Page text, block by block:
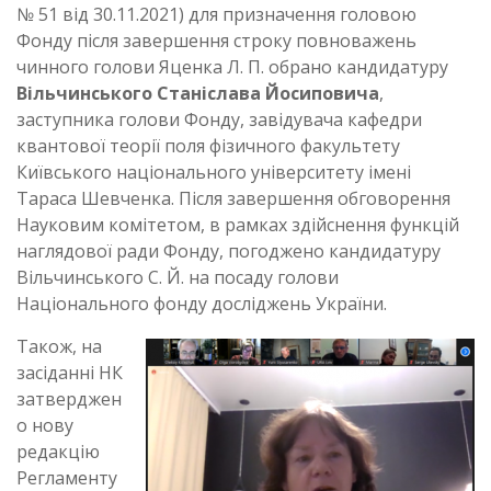
№ 51 від 30.11.2021) для призначення головою
Фонду після завершення строку повноважень
чинного голови Яценка Л. П. обрано кандидатуру
Вільчинського Станіслава Йосиповича,
заступника голови Фонду, завідувача кафедри
квантової теорії поля фізичного факультету
Київського національного університету імені
Тараса Шевченка. Після завершення обговорення
Науковим комітетом, в рамках здійснення функцій
наглядової ради Фонду, погоджено кандидатуру
Вільчинського С. Й. на посаду голови
Національного фонду досліджень України.
Також, на
засіданні НК
затверджен
о нову
редакцію
Регламенту